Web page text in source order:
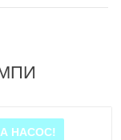
НАСОС!